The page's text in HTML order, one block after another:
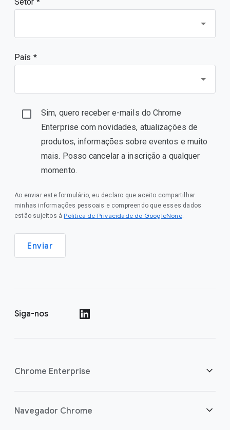
País *
Sim, quero receber e-mails do Chrome
Enterprise com novidades, atualizações de
produtos, informações sobre eventos e muito
mais. Posso cancelar a inscrição a qualquer
momento.
Ao enviar este formulário, eu declaro que aceito compartilhar
minhas informações pessoais e compreendo que esses dados
estão sujeitos à Política de Privacidade do GoogleNone.
Enviar
Siga-nos
Chrome Enterprise
Segurança
Navegador Chrome